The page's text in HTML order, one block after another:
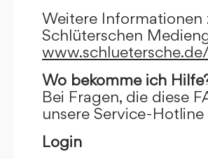
Weitere
Schlüterschen
Wo bekomme ich
Bei Fragen, die diese
unsere Service-
Login